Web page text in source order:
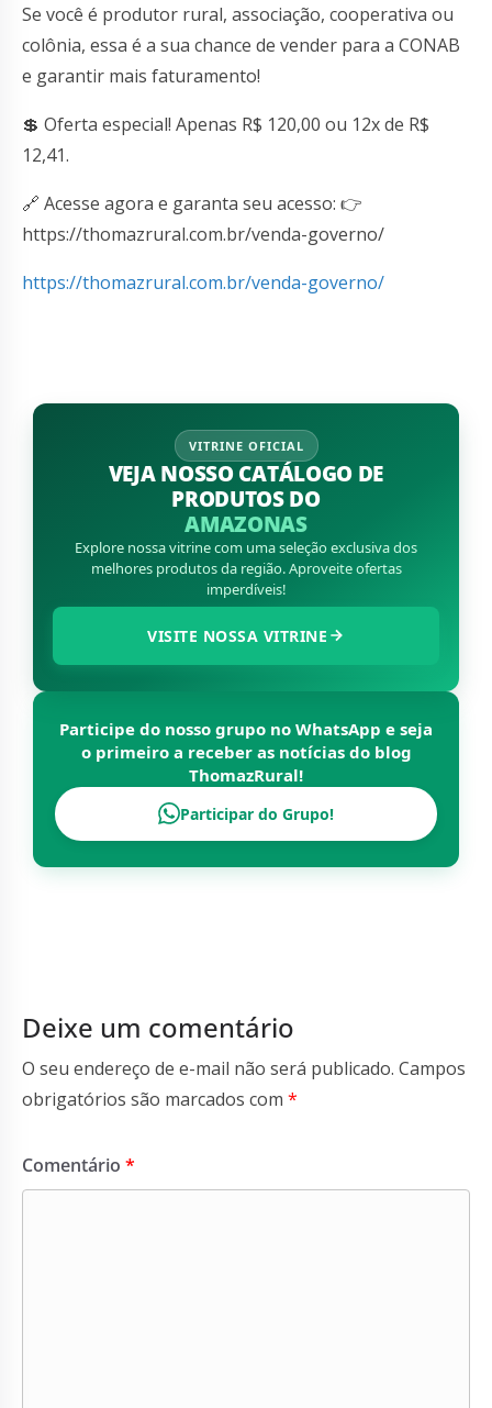
Se você é produtor rural, associação, cooperativa ou
colônia, essa é a sua chance de vender para a CONAB
e garantir mais faturamento!
💲 Oferta especial! Apenas R$ 120,00 ou 12x de R$
12,41.
🔗 Acesse agora e garanta seu acesso: 👉
https://thomazrural.com.br/venda-governo/
https://thomazrural.com.br/venda-governo/
VITRINE OFICIAL
VEJA NOSSO CATÁLOGO DE
PRODUTOS DO
AMAZONAS
Explore nossa vitrine com uma seleção exclusiva dos
melhores produtos da região. Aproveite ofertas
imperdíveis!
VISITE NOSSA VITRINE
Participe do nosso grupo no WhatsApp e seja
o primeiro a receber as notícias do blog
ThomazRural!
Participar do Grupo!
Deixe um comentário
O seu endereço de e-mail não será publicado. Campos
obrigatórios são marcados com *
Comentário *